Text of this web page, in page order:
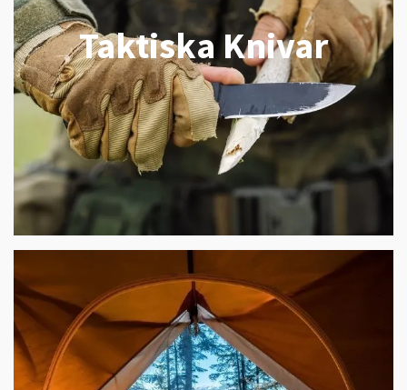
Taktiska Knivar